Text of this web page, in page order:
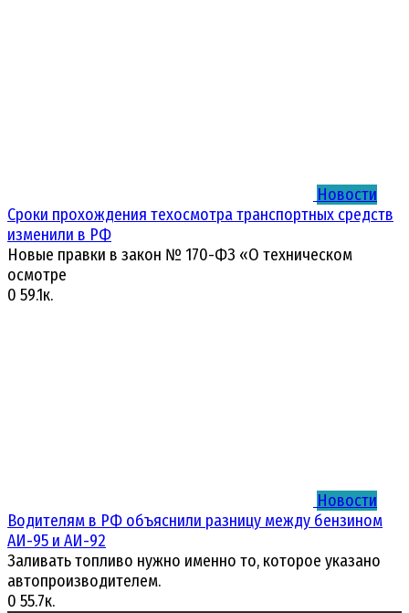
Новости
Сроки прохождения техосмотра транспортных средств
изменили в РФ
Новые правки в закон № 170-ФЗ «О техническом
осмотре
0 59.1к.
Новости
Водителям в РФ объяснили разницу между бензином
АИ-95 и АИ-92
Заливать топливо нужно именно то, которое указано
автопроизводителем.
0 55.7к.